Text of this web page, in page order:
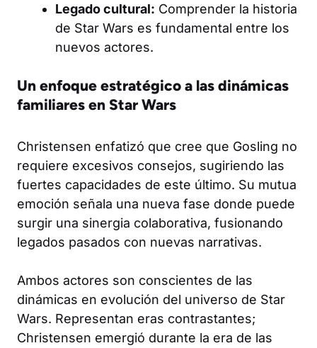
Legado cultural: Comprender la historia
de Star Wars es fundamental entre los
nuevos actores.
Un enfoque estratégico a las dinámicas
familiares en Star Wars
Christensen enfatizó que cree que Gosling no
requiere excesivos consejos, sugiriendo las
fuertes capacidades de este último. Su mutua
emoción señala una nueva fase donde puede
surgir una sinergia colaborativa, fusionando
legados pasados con nuevas narrativas.
Ambos actores son conscientes de las
dinámicas en evolución del universo de Star
Wars. Representan eras contrastantes;
Christensen emergió durante la era de las